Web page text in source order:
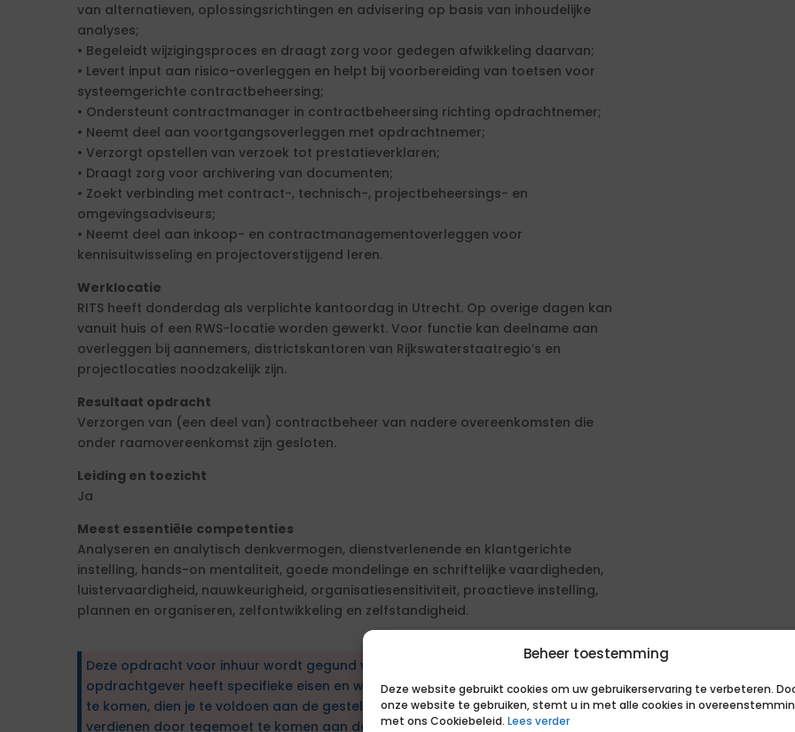
Beheer toestemming
Deze website gebruikt cookies om uw gebruikerservaring te verbeteren.
onze website te gebruiken, stemt u in met alle cookies in
met ons Cookiebeleid. Lees verder
van alternatieven, oplossingsrichtingen en advisering op basis van inhoudelijke
analyses;
• Begeleidt wijzigingsproces en draagt zorg voor gedegen afwikkeling daarvan;
• Levert input aan risico-overleggen en helpt bij voorbereiding van toetsen voor
systeemgerichte contractbeheersing;
• Ondersteunt contractmanager in contractbeheersing richting opdrachtnemer;
• Neemt deel aan voortgangsoverleggen met opdrachtnemer;
• Verzorgt opstellen van verzoek tot prestatieverklaren;
• Draagt zorg voor archivering van documenten;
• Zoekt verbinding met contract-, technisch-, projectbeheersings- en
omgevingsadviseurs;
• Neemt deel aan inkoop- en contractmanagementoverleggen voor
kennisuitwisseling en projectoverstijgend leren.
Werklocatie
RITS heeft donderdag als verplichte kantoordag in Utrecht. Op overige dagen kan
vanuit huis of een RWS-locatie worden gewerkt. Voor functie kan deelname aan
overleggen bij aannemers, districtskantoren van Rijkswaterstaatregio’s en
projectlocaties noodzakelijk zijn.
Resultaat opdracht
Verzorgen van (een deel van) contractbeheer van nadere overeenkomsten die
onder raamovereenkomst zijn gesloten.
Leiding en toezicht
Ja
Meest essentiële competenties
Analyseren en analytisch denkvermogen, dienstverlenende en klantgerichte
instelling, hands-on mentaliteit, goede mondelinge en schriftelijke vaardigheden,
luistervaardigheid, nauwkeurigheid, organisatiesensitiviteit, proactieve instelling,
plannen en organiseren, zelfontwikkeling en zelfstandigheid.
Deze opdracht voor inhuur wordt gegund via een aanbestedingsprocedure. De
opdrachtgever heeft specifieke eisen en wensen geformuleerd. Om in aanmerking
te komen, dien je te voldoen aan de gestelde eisen. Daarnaast kun je extra punten
verdienen door tegemoet te komen aan de wensen.